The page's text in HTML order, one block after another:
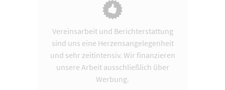
Vereinsarbeit und Berichterstattung
sind uns eine Herzensangelegenheit
und sehr zeitintensiv. Wir finanzieren
unsere Arbeit ausschließlich über
Werbung.